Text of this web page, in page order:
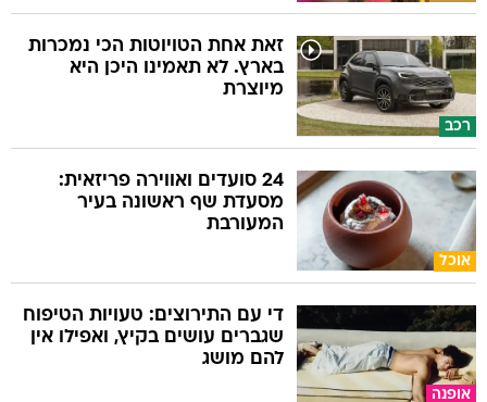
רכב
זאת אחת הטויוטות הכי נמכרות
בארץ. לא תאמינו היכן היא
מיוצרת
אוכל
24 סועדים ואווירה פריזאית:
מסעדת שף ראשונה בעיר
המעורבת
אופנה
די עם התירוצים: טעויות הטיפוח
שגברים עושים בקיץ, ואפילו אין
להם מושג